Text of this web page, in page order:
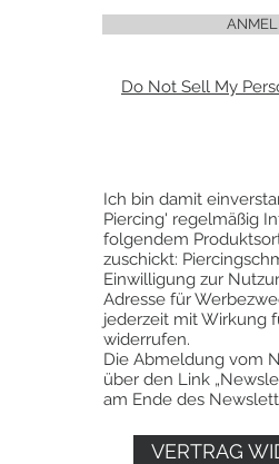
Do Not Sell My
Ich bin damit
Piercing' regelmäßig
folgendem
zuschickt:
Einwilligung zur
Adresse für
jederzeit mit Wirkung
widerrufen.
Die Abmeldung vom
über den Link
am Ende des
VERTRAG